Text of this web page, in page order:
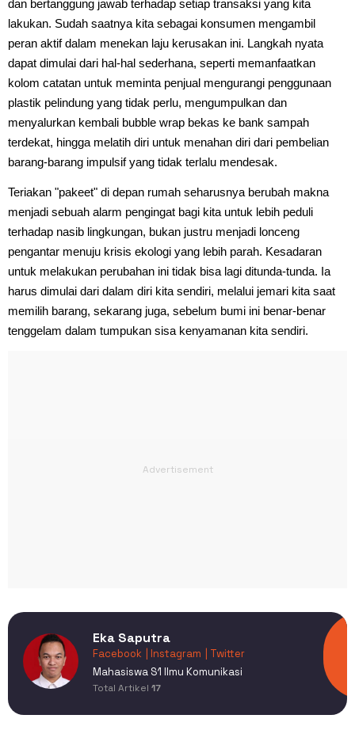
dan bertanggung jawab terhadap setiap transaksi yang kita
lakukan. Sudah saatnya kita sebagai konsumen mengambil
peran aktif dalam menekan laju kerusakan ini. Langkah nyata
dapat dimulai dari hal-hal sederhana, seperti memanfaatkan
kolom catatan untuk meminta penjual mengurangi penggunaan
plastik pelindung yang tidak perlu, mengumpulkan dan
menyalurkan kembali bubble wrap bekas ke bank sampah
terdekat, hingga melatih diri untuk menahan diri dari pembelian
barang-barang impulsif yang tidak terlalu mendesak.
Teriakan "pakeet" di depan rumah seharusnya berubah makna
menjadi sebuah alarm pengingat bagi kita untuk lebih peduli
terhadap nasib lingkungan, bukan justru menjadi lonceng
pengantar menuju krisis ekologi yang lebih parah. Kesadaran
untuk melakukan perubahan ini tidak bisa lagi ditunda-tunda. Ia
harus dimulai dari dalam diri kita sendiri, melalui jemari kita saat
memilih barang, sekarang juga, sebelum bumi ini benar-benar
tenggelam dalam tumpukan sisa kenyamanan kita sendiri.
Eka Saputra
Facebook | Instagram
| Twitter
Mahasiswa S1 Ilmu Komunikasi
Total Artikel 17